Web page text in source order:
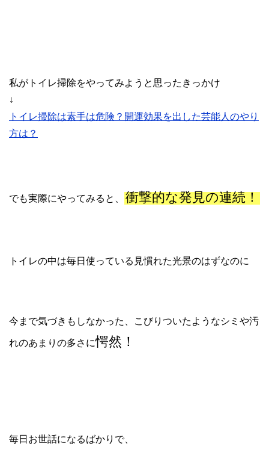
私がトイレ掃除をやってみようと思ったきっかけ
↓
トイレ掃除は素手は危険？開運効果を出した芸能人のやり
方は？
でも実際にやってみると、 衝撃的な発見の連続！
トイレの中は毎日使っている見慣れた光景のはずなのに
今まで気づきもしなかった、こびりついたようなシミや汚
れのあまりの多さに愕然！
毎日お世話になるばかりで、